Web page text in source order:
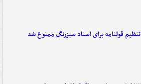
تنظیم قولنامه برای اسناد سبزرنگ ممنوع شد